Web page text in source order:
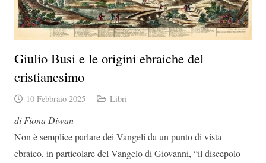
Giulio Busi e le origini ebraiche del
cristianesimo
10 Febbraio 2025 Libri
di Fiona Diwan
Non è semplice parlare dei Vangeli da un punto di vista
ebraico, in particolare del Vangelo di Giovanni, “il discepolo